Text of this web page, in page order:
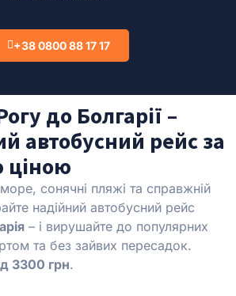
+38 0800 88 17 17
до Болгарії –
автобусний рейс за
ціною
сонячні пляжі та справжній
надійний автобусний рейс
– і вирушайте до популярних
та без зайвих пересадок.
3300 грн.